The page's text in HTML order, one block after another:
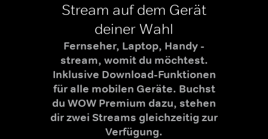
Stream auf dem Gerät
deiner Wahl
Fernseher, Laptop, Handy -
stream, womit du möchtest.
Inklusive Download-Funktionen
für alle mobilen Geräte. Buchst
du WOW Premium dazu, stehen
dir zwei Streams gleichzeitig zur
Verfügung.